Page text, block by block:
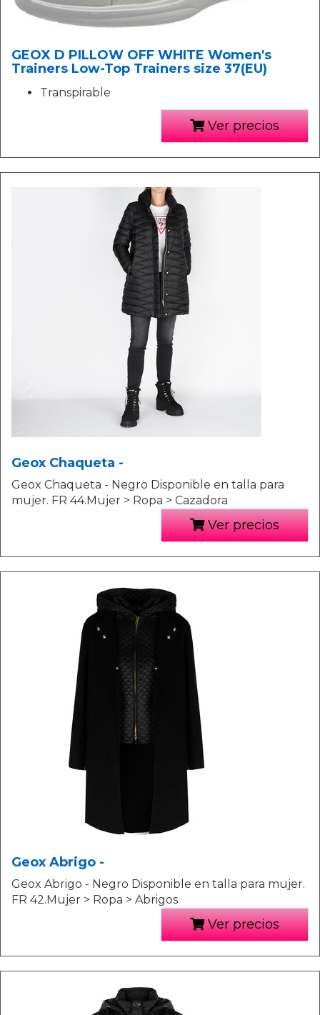
GEOX D PILLOW OFF WHITE Women's
Trainers Low-Top Trainers size 37(EU)
Transpirable
Ver precios
Geox Chaqueta -
Geox Chaqueta - Negro Disponible en talla para
mujer. FR 44.Mujer > Ropa > Cazadora
Ver precios
Geox Abrigo -
Geox Abrigo - Negro Disponible en talla para mujer.
FR 42.Mujer > Ropa > Abrigos
Ver precios